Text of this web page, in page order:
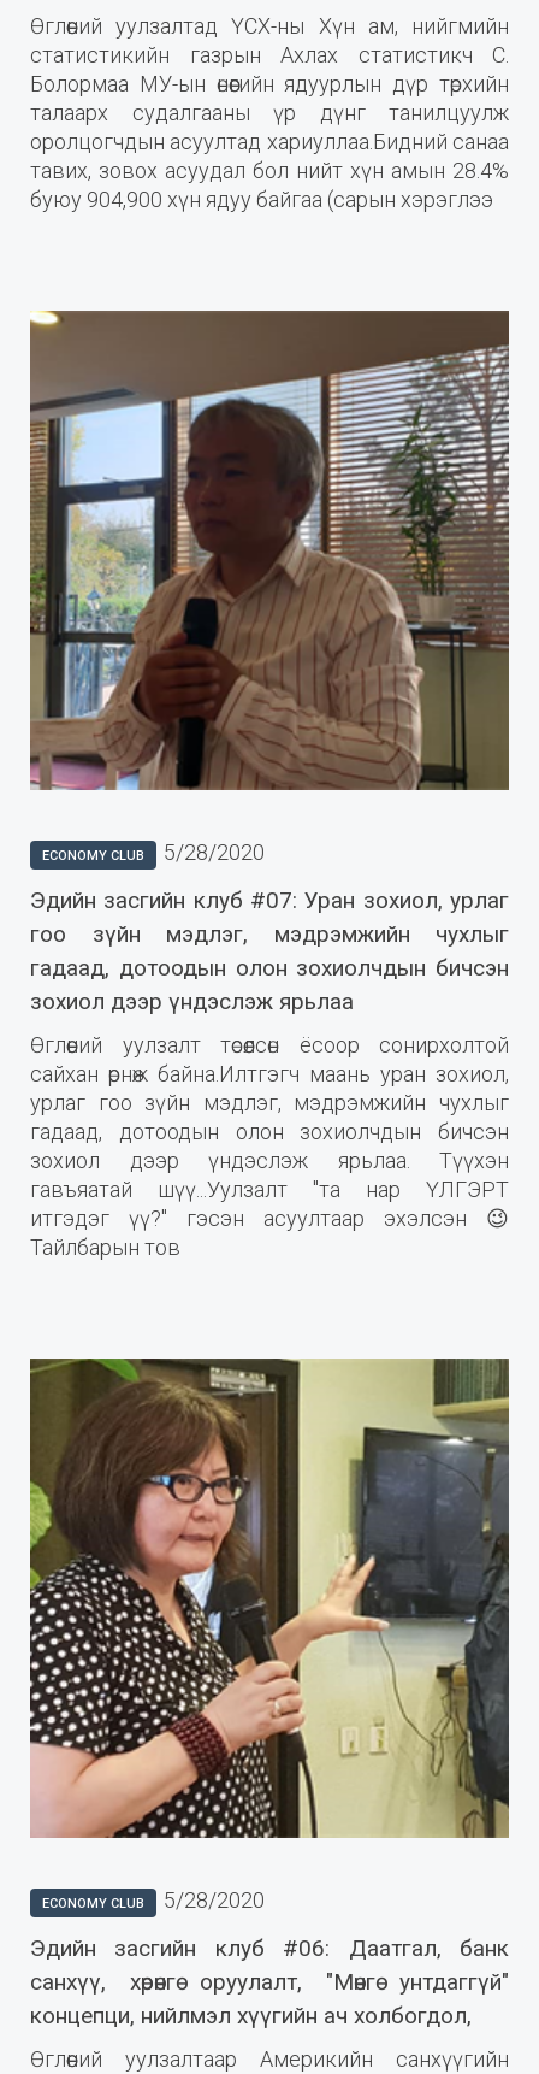
Өглөөний уулзалтад ҮСХ-ны Хүн ам, нийгмийн
статистикийн газрын Ахлах статистикч С.
Болормаа МУ-ын өнөөгийн ядуурлын дүр төрхийн
талаарх судалгааны үр дүнг танилцуулж
оролцогчдын асуултад хариуллаа.Бидний санаа
тавих, зовох асуудал бол нийт хүн амын 28.4%
буюу 904,900 хүн ядуу байгаа (сарын хэрэглээ
ECONOMY CLUB 5/28/2020
Эдийн засгийн клуб #07: Уран зохиол, урлаг
гоо зүйн мэдлэг, мэдрэмжийн чухлыг
гадаад, дотоодын олон зохиолчдын бичсэн
зохиол дээр үндэслэж ярьлаа
Өглөөний уулзалт төсөөлсөн ёсоор сонирхолтой
сайхан өрнөж байна.Илтгэгч маань уран зохиол,
урлаг гоо зүйн мэдлэг, мэдрэмжийн чухлыг
гадаад, дотоодын олон зохиолчдын бичсэн
зохиол дээр үндэслэж ярьлаа. Түүхэн
гавъяатай шүү...Уулзалт "та нар ҮЛГЭРТ
итгэдэг үү?" гэсэн асуултаар эхэлсэн 😉
Тайлбарын тов
ECONOMY CLUB 5/28/2020
Эдийн засгийн клуб #06: Даатгал, банк
санхүү, хөрөнгө оруулалт, "Мөнгө унтдаггүй"
концепци, нийлмэл хүүгийн ач холбогдол,
Өглөөний уулзалтаар Америкийн санхүүгийн